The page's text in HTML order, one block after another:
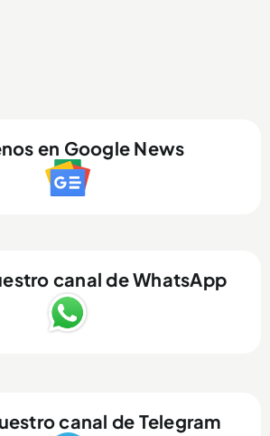
en Google News
canal de WhatsApp
canal de Telegram